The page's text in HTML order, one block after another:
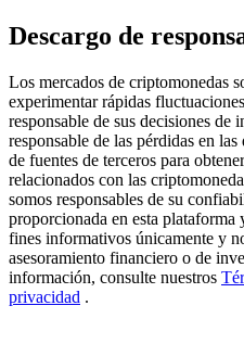
Trade Gold & Silver ·
USDT New User
USDT Flexible Staking |
BTC New User Exclusive:
Descargo de
Los mercados de criptomonedas
experimentar rápidas
responsable de sus decisiones de
responsable de las pérdidas en
de fuentes de terceros para
relacionados con las
somos responsables de su
proporcionada en esta
fines informativos únicamente y
asesoramiento financiero o de
información, consulte nuestros
privacidad .